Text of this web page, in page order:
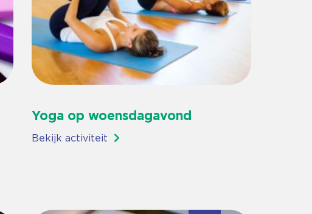
Yoga op woensdagavond
Bekijk activiteit